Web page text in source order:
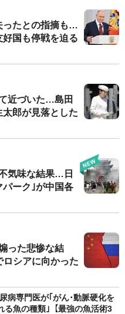
ったとの指摘も…
国も停戦を迫る
近づいた…島田
郎が見落とした
気味な結果…日
ーク｣が中国各
った悲惨な結
シアに向かった
病専門医が｢がん･動脈硬化を
る魚の種類｣【最強の魚活術3